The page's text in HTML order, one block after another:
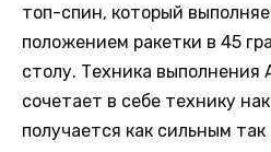
топ-спин, который
положением ракетки в 45
столу. Техника
сочетает в себе технику
получается как сильным